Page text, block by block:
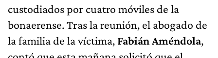
custodiados por cuatro móviles de la
bonaerense. Tras la reunión, el abogado de
la familia de la víctima, Fabián Améndola,